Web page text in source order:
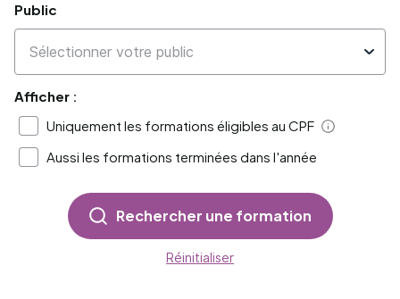
Public
Afficher :
Uniquement les formations éligibles au CPF
Aide
Aussi les formations terminées dans l'année
Rechercher une formation
Réinitialiser